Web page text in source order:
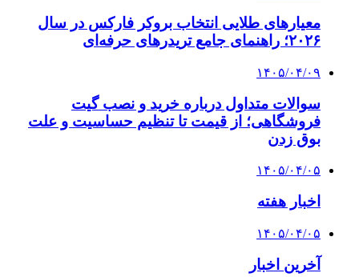
معیارهای طلایی انتخاب بروکر فارکس در سال
۲۰۲۶؛ راهنمای جامع تریدرهای حرفه‌ای
۱۴۰۵/۰۴/۰۹
سوالات متداول درباره خرید و نصب گیت
فروشگاهی؛ از قیمت تا تنظیم حساسیت و علت
بوق زدن
۱۴۰۵/۰۴/۰۵
اخبار هفته
۱۴۰۵/۰۴/۰۵
آخرین اخبار